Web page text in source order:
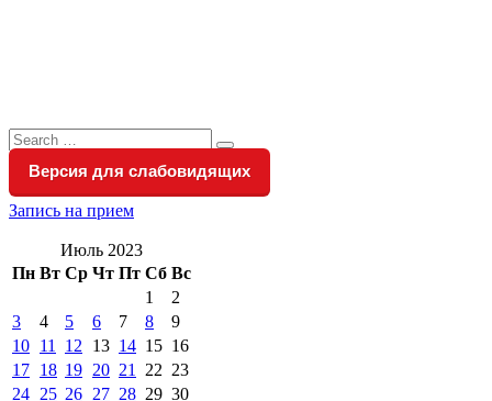
Search
for:
Search
Версия для слабовидящих
Запись на прием
Июль 2023
Пн Вт Ср Чт Пт Сб Вс
1
2
3
4 5 6 7 8
9
10 11 12 13 14 15 16
17 18 19 20 21 22 23
24 25 26 27 28 29 30